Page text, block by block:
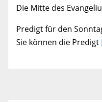
Die Mitte des
Predigt für den
Sie können die Predigt